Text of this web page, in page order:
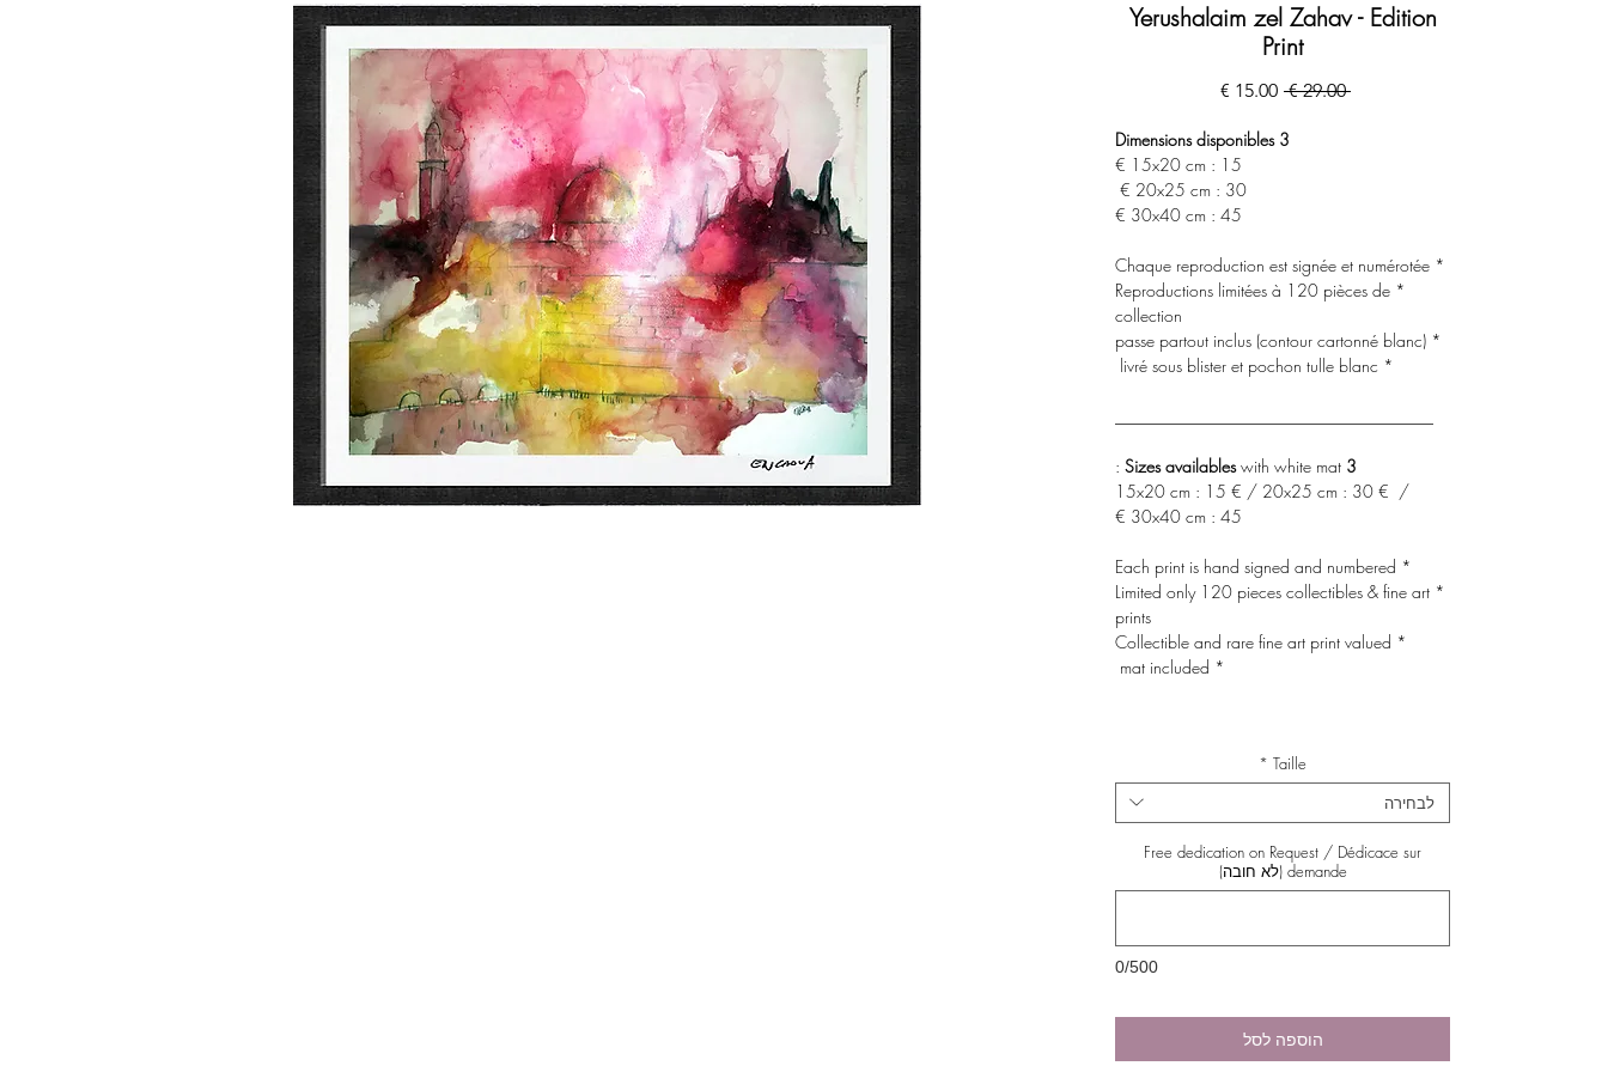
Yerushalaim zel Zahav - Edition
Print
‏29.00 ‏€
מחיר
מחיר
3 Dimensions disponibles
15x20 cm : 15 €
20x25 cm : 30 €
30x40 cm : 45 €
* Chaque reproduction est signée et numérotée
* Reproductions limitées à 120 pièces de
collection
* passe partout inclus (contour cartonné blanc)
* livré sous blister et pochon tulle blanc
3 Sizes availables
with white mat :
15x20 cm : 15 € / 20x25 cm : 30 € /
30x40 cm : 45 €
* Each print is hand signed and numbered
* Limited only 120 pieces collectibles & fine art
prints
* Collectible and rare fine art print valued
* mat included
Taille
*
לבחירה
Free dedication on Request / Dédicace sur
demande (לא חובה)
0/500
הוספה לסל